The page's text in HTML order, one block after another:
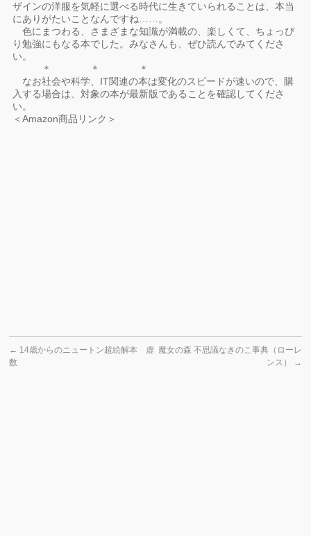
ザインの洋服を気軽に選べる時代に生きていられることは、本当
にありがたいことなんですね……。
色にまつわる、さまざまな知識が満載の、楽しくて、ちょっぴ
り勉強にもなる本でした。みなさんも、ぜひ読んでみてくださ
い。
＊ ＊ ＊
なお社会や科学、IT関連の本は変化のスピードが速いので、購
入する場合は、対象の本が最新版であることを確認してくださ
い。
＜Amazon商品リンク＞
← 14歳からのニュートン超絵解本 虚
数
魔女の森 不思議なきのこ事典（ローレ
ンス）
→